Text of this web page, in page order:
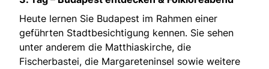
Heute lernen Sie Budapest im Rahmen einer
geführten Stadtbesichtigung kennen. Sie sehen
unter anderem die Matthiaskirche, die
Fischerbastei, die Margareteninsel sowie weitere